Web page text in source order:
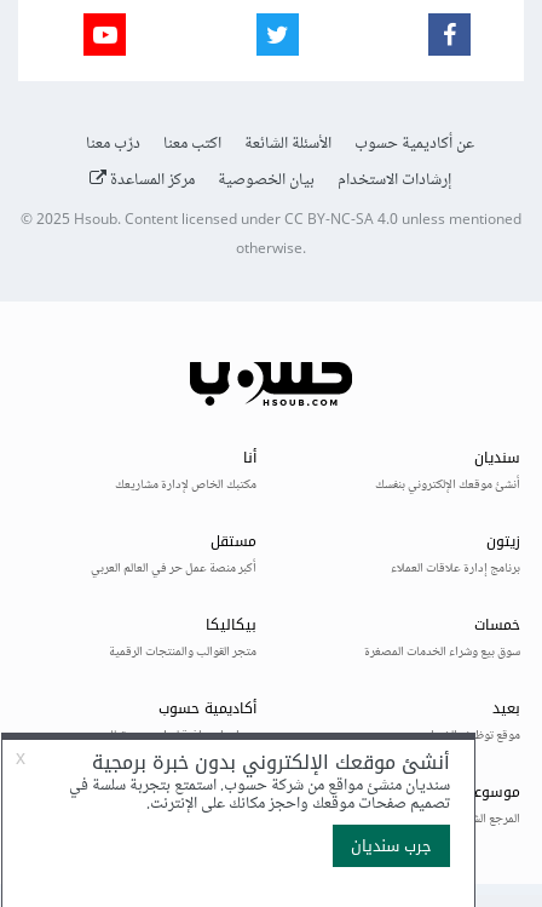
عن أكاديمية حسوب الأسئلة الشائعة اكتب معنا
درّب معنا
إرشادات الاستخدام
بيان الخصوصية مركز المساعدة
© 2025Hsoub.Content licensed underCC BY-NC-SA 4.0unless mentioned
otherwise.